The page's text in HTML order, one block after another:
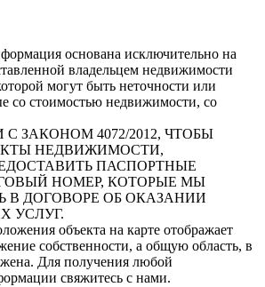
основана исключительно на
владельцем недвижимости
могут быть неточности или
со стоимостью недвижимости, со
ЗАКОНОМ 4072/2012, ЧТОБЫ
НЕДВИЖИМОСТИ,
ПАСПОРТНЫЕ
НОМЕР, КОТОРЫЕ МЫ
В ДОГОВОРЕ ОБ ОКАЗАНИИ
УСЛУГ.
объекта на карте отображает
собственности, а общую область, в
Для получения любой
свяжитесь с нами.